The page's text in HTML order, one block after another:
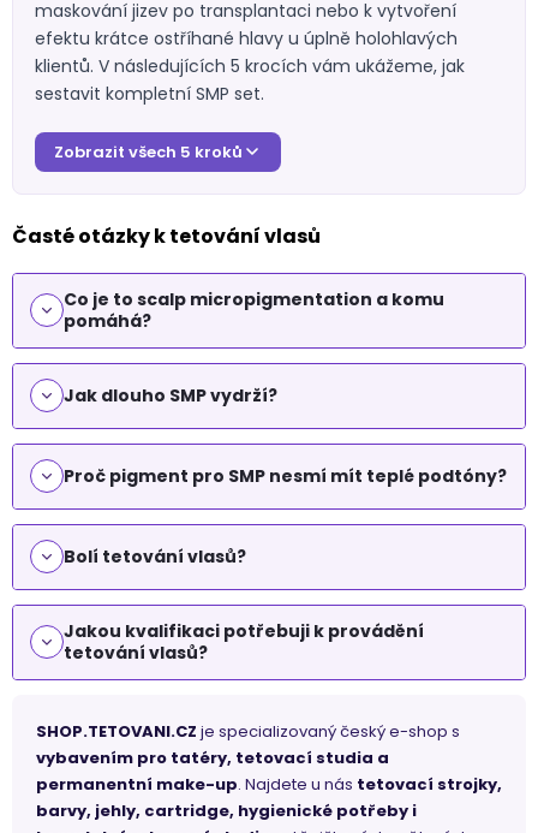
u
maskování jizev po transplantaci nebo k vytvoření
efektu krátce ostříhané hlavy u úplně holohlavých
klientů. V následujících 5 krocích vám ukážeme, jak
sestavit kompletní SMP set.
Zobrazit všech 5 kroků
Časté otázky k tetování vlasů
Co je to scalp micropigmentation a komu
pomáhá?
Jak dlouho SMP vydrží?
Proč pigment pro SMP nesmí mít teplé podtóny?
Bolí tetování vlasů?
Jakou kvalifikaci potřebuji k provádění
tetování vlasů?
SHOP.TETOVANI.CZ je specializovaný český e-shop s
vybavením pro tatéry, tetovací studia a
permanentní make-up. Najdete u nás tetovací strojky,
barvy, jehly, cartridge, hygienické potřeby i